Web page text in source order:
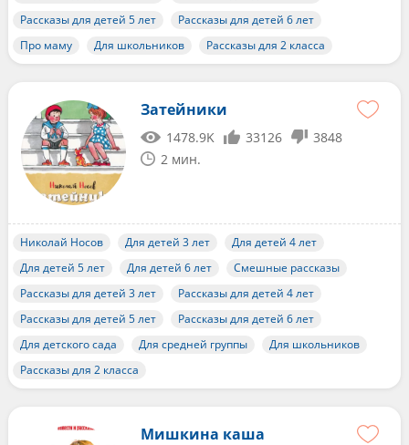
Рассказы для детей 5 лет
Рассказы для детей 6 лет
Про маму
Для школьников Рассказы для 2 класса
Затейники
1478.9K 33126
3848
2 мин.
Николай Носов Для детей 3 лет
Для детей 4 лет
Для детей 5 лет
Для детей 6 лет
Смешные рассказы
Рассказы для детей 3 лет
Рассказы для детей 4 лет
Рассказы для детей 5 лет
Рассказы для детей 6 лет
Для детского сада
Для средней группы
Для школьников
Рассказы для 2 класса
Мишкина каша